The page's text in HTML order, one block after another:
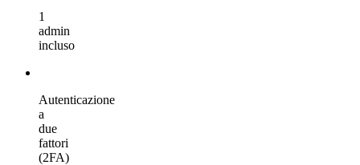
1
admin
incluso
Autenticazione
a
due
fattori
(2FA)